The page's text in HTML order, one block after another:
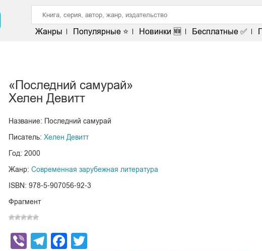
Жанры Популярные ⭐ Новинки 🆕 Бесплатные ✅
«Последний самурай»
Хелен Девитт
Название: Последний самурай
Писатель: Хелен Девитт
Год: 2000
Жанр: Современная зарубежная литература
ISBN: 978-5-907056-92-3
Фрагмент
ViberTelegram
Facebook